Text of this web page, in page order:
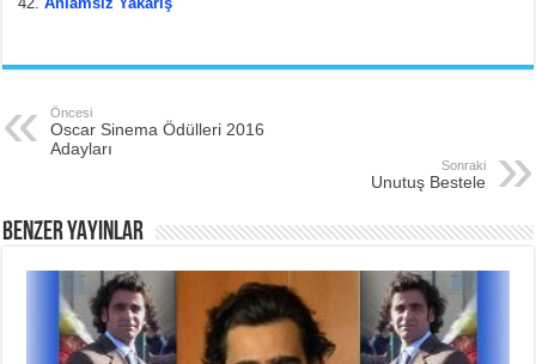
Öncesi
Oscar Sinema Ödülleri 2016
Adayları
Sonraki
Unutuş Bestele
BENZER YAYINLAR